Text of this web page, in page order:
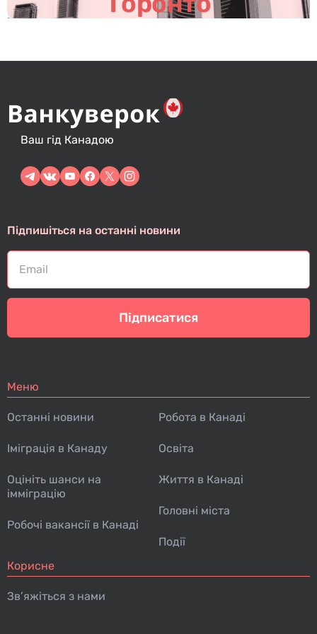
Ваш гід Канадою
Підпишіться на останні новини
Підписатися
Меню
Останні новини
Іміграція в Канаду
Оцініть шанси на
імміграцію
Робочі вакансії в Канаді
Робота в Канаді
Освіта
Життя в Канаді
Головні міста
Події
Корисне
Зв’яжіться з нами